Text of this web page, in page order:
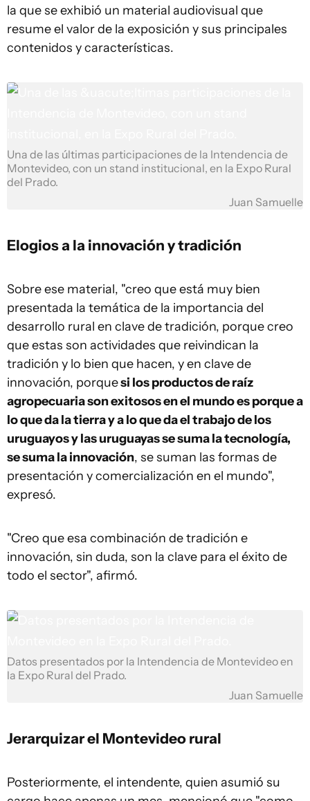
la que se exhibió un material audiovisual que
resume el valor de la exposición y sus principales
contenidos y características.
Una de las últimas participaciones de la Intendencia de
Montevideo, con un stand institucional, en la Expo Rural
del Prado.
Juan Samuelle
Elogios a la innovación y tradición
Sobre ese material, "creo que está muy bien
presentada la temática de la importancia del
desarrollo rural en clave de tradición, porque creo
que estas son actividades que reivindican la
tradición y lo bien que hacen, y en clave de
innovación, porquesi los productos de raíz
agropecuaria son exitosos en el mundo es porque a
lo que da la tierra y a lo que da el trabajo de los
uruguayos y las uruguayas se suma la tecnología,
se suma la innovación, se suman las formas de
presentación y comercialización en el mundo",
expresó.
"Creo que esa combinación de tradición e
innovación, sin duda, son la clave para el éxito de
todo el sector", afirmó.
Datos presentados por la Intendencia de Montevideo en
la Expo Rural del Prado.
Juan Samuelle
Jerarquizar el Montevideo rural
Posteriormente, el intendente, quien asumió su